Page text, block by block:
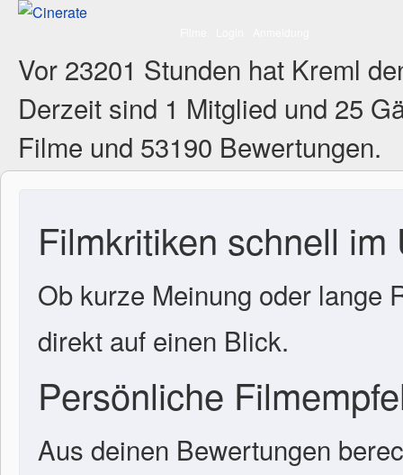
Vor 23201 Stunden hat Kreml
Derzeit sind 1 Mitglied und 25
Filme und 53190 Bewertungen.
Filmkritiken schnell im
Ob kurze Meinung oder lange
direkt auf einen Blick.
Persönliche
Aus deinen Bewertungen